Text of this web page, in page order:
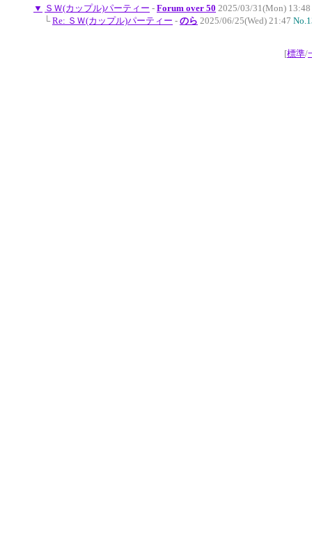
▼ ＳＷ(カップル)パーティー - Forum over 50 2025/03/31(Mon) 13:48
└Re: ＳＷ(カップル)パーティー - のら 2025/06/25(Wed) 21:47
[標準/